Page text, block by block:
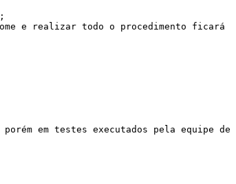
e realizar todo o procedimento ficará
porém em testes executados pela equipe de